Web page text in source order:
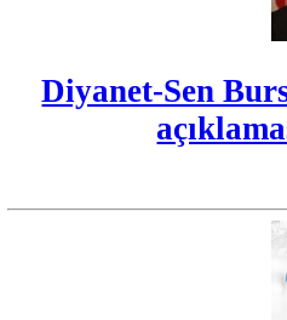
Diyanet-Sen